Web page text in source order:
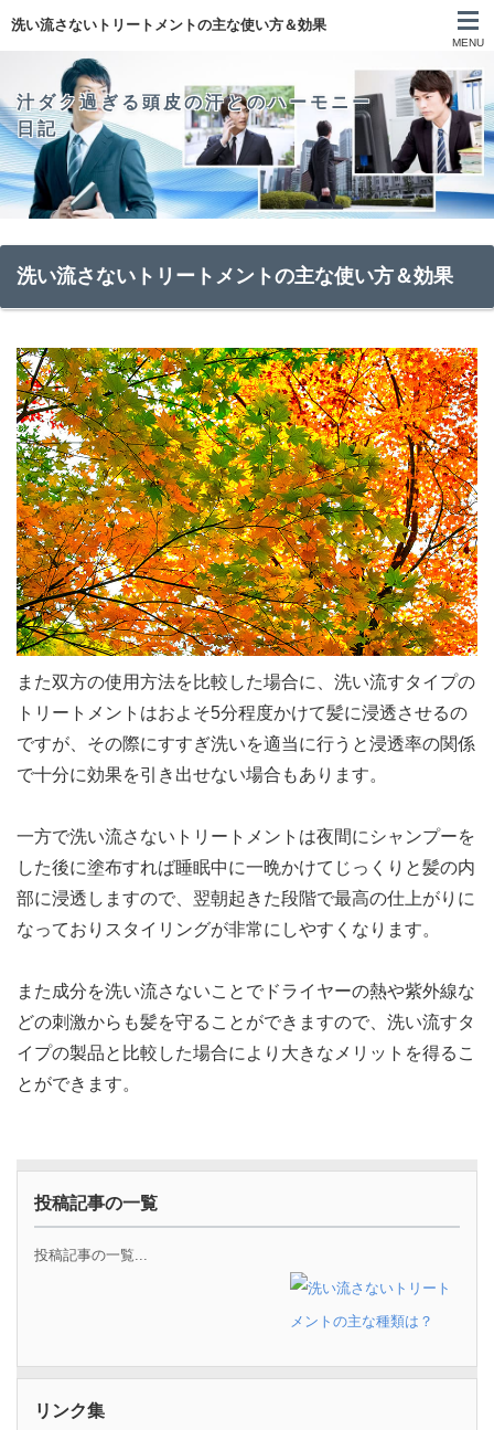
洗い流さないトリートメントの主な使い方＆効果
MENU
汁ダク過ぎる頭皮の汗とのハーモニー
日記
洗い流さないトリートメントの主な使い方＆効果
また双方の使用方法を比較した場合に、洗い流すタイプの
トリートメントはおよそ5分程度かけて髪に浸透させるの
ですが、その際にすすぎ洗いを適当に行うと浸透率の関係
で十分に効果を引き出せない場合もあります。
一方で洗い流さないトリートメントは夜間にシャンプーを
した後に塗布すれば睡眠中に一晩かけてじっくりと髪の内
部に浸透しますので、翌朝起きた段階で最高の仕上がりに
なっておりスタイリングが非常にしやすくなります。
また成分を洗い流さないことでドライヤーの熱や紫外線な
どの刺激からも髪を守ることができますので、洗い流すタ
イプの製品と比較した場合により大きなメリットを得るこ
とができます。
投稿記事の一覧
投稿記事の一覧...
リンク集